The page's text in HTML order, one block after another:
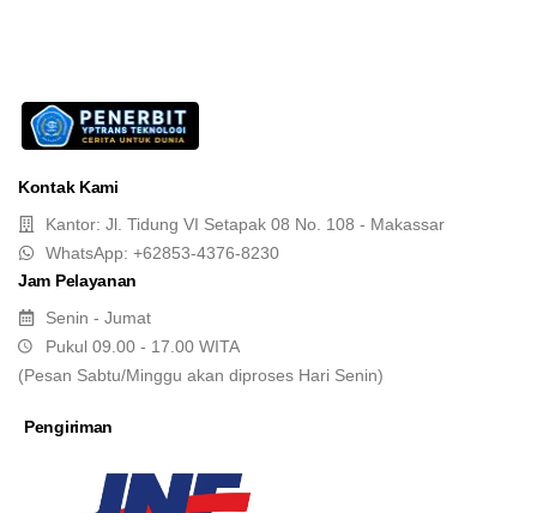
Kontak Kami
Kantor: Jl. Tidung VI Setapak 08 No. 108 - Makassar
WhatsApp: +62853-4376-8230
Jam Pelayanan
Senin - Jumat
Pukul 09.00 - 17.00 WITA
(Pesan Sabtu/Minggu akan diproses Hari Senin)
Pengiriman